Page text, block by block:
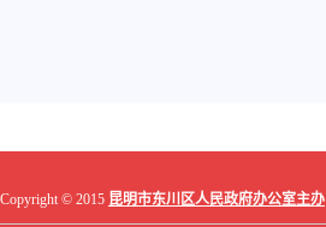
Copyright © 2015 昆明市东川区人民政府办公室主办